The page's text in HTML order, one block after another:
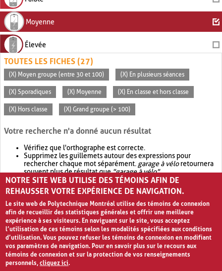
Moyenne
Élevée
TOUTES LES FICHES (27)
(X) Moyen groupe (entre 30 et 100) (X) En plusieurs séances
(X) Sporadiques (X) Moyenne (X) En classe et hors classe
(X) Hors classe (X) Grand groupe (> 100)
Votre recherche n'a donné aucun résultat
Vérifiez que l'orthographe est correcte.
Supprimez les guillemets autour des expressions pour
rechercher chaque mot séparément. garage à véloretournera
souvent plus de résultat que"garage à vélo".
Envisagez d'élargir votre recherche avec OR.garage OR vélo
retournera souvent plus de résultat quegarage à vélo
NOTRE SITE WEB UTILISE DES TÉMOINS AFIN DE
REHAUSSER VOTRE EXPÉRIENCE DE NAVIGATION.
Le site web de Polytechnique Montréal utilise des témoins de connexion
afin de recueillir des statistiques générales et offrir une meilleure
expérience à ses visiteurs. En naviguant sur le site, vous acceptez
l’utilisation de ces témoins selon les modalités spécifiées aux conditions
d’utilisation. Vous pouvez refuser les témoins de connexion en modifiant
vos paramètres de navigation. Pour en savoir plus sur le recours aux
témoins de connexion et sur la protection de vos renseignements
personnels,cliquez ici.